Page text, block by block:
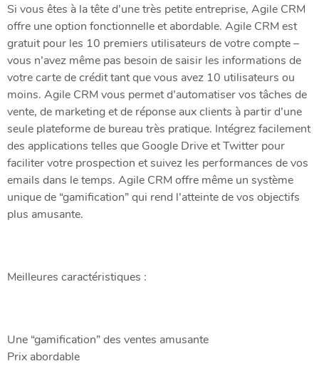
Si vous êtes à la tête d’une très petite entreprise, Agile CRM
offre une option fonctionnelle et abordable. Agile CRM est
gratuit pour les 10 premiers utilisateurs de votre compte –
vous n’avez même pas besoin de saisir les informations de
votre carte de crédit tant que vous avez 10 utilisateurs ou
moins. Agile CRM vous permet d’automatiser vos tâches de
vente, de marketing et de réponse aux clients à partir d’une
seule plateforme de bureau très pratique. Intégrez facilement
des applications telles que Google Drive et Twitter pour
faciliter votre prospection et suivez les performances de vos
emails dans le temps. Agile CRM offre même un système
unique de “gamification” qui rend l’atteinte de vos objectifs
plus amusante.
Meilleures caractéristiques :
Une “gamification” des ventes amusante
Prix abordable